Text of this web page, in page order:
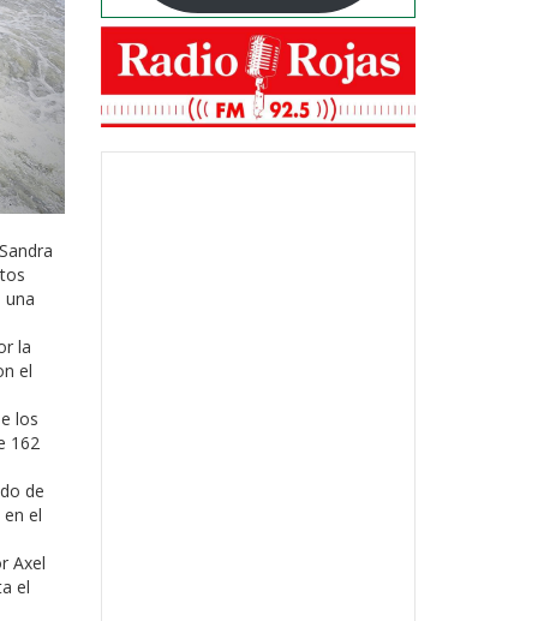
una
la
el
los
162
de
el
Axel
el